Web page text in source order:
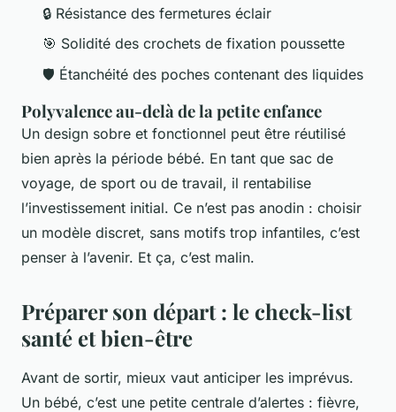
🔒 Résistance des fermetures éclair
🎯 Solidité des crochets de fixation poussette
🛡️ Étanchéité des poches contenant des liquides
Polyvalence au-delà de la petite enfance
Un design sobre et fonctionnel peut être réutilisé
bien après la période bébé. En tant que sac de
voyage, de sport ou de travail, il rentabilise
l’investissement initial. Ce n’est pas anodin : choisir
un modèle discret, sans motifs trop infantiles, c’est
penser à l’avenir. Et ça, c’est malin.
Préparer son départ : le check-list
santé et bien-être
Avant de sortir, mieux vaut anticiper les imprévus.
Un bébé, c’est une petite centrale d’alertes : fièvre,